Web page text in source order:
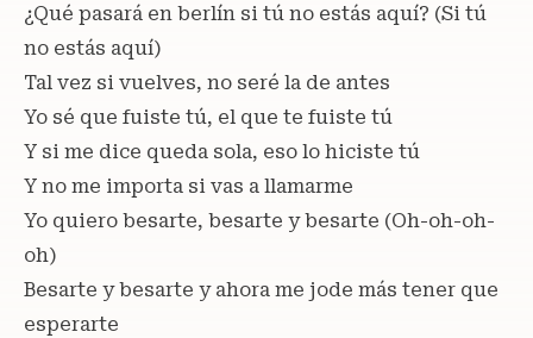
¿Qué pasará en berlín si tú no estás aquí? (Si tú
no estás aquí)
Tal vez si vuelves, no seré la de antes
Yo sé que fuiste tú, el que te fuiste tú
Y si me dice queda sola, eso lo hiciste tú
Y no me importa si vas a llamarme
Yo quiero besarte, besarte y besarte (Oh-oh-oh-
oh)
Besarte y besarte y ahora me jode más tener que
esperarte